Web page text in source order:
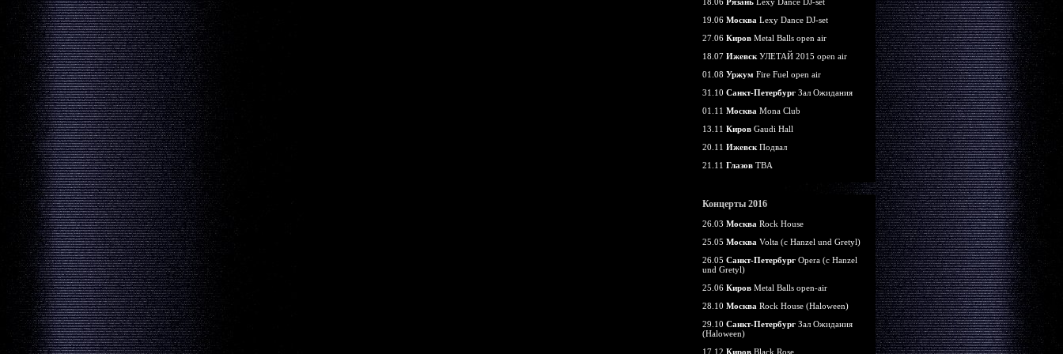
19.06 Москва Lexy Dance DJ-set
27.06 Киров Metal Balls open air
18.07 Ижевск УЛЕТАЙ 2015 open air
01.08 Уржум Fire Fuel open air
31.10 Санкт-Петербург Зал Ожидания
01.11 Москва Mona Club
13.11 Киров Gaudi Hall
20.11 Ижевск Подвал
21.11 Глазов TBA
Концерты 2016
26.03 Москва Rock House
25.05 Москва Volta (c Hanzel und Gretyl)
26.05 Санкт-Петербург Opera (c Hanzel
und Gretyl)
25.06 Киров Metal Balls open-air
28.10 Москва Rock House (Haloween)
29.10 Санкт-Петербург Зал Ожидания
(Haloween)
17.12 Киров Black Rose